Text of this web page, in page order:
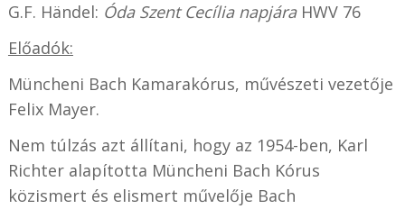
G.F. Händel: Óda Szent Cecília napjáraHWV 76
Előadók:
Müncheni Bach Kamarakórus, művészeti vezetője
Felix Mayer.
Nem túlzás azt állítani, hogy az 1954-ben, Karl
Richter alapította Müncheni Bach Kórus
közismert és elismert művelője Bach